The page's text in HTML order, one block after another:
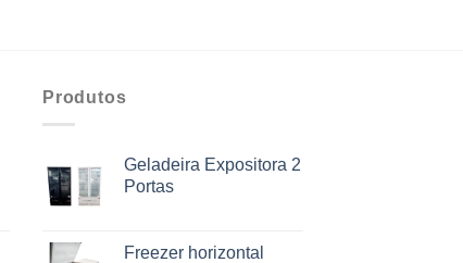
Produtos
Geladeira Expositora 2
Portas
Freezer horizontal